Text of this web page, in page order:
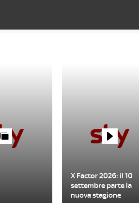
X Factor 2026: il 10
settembre parte la
nuova stagione